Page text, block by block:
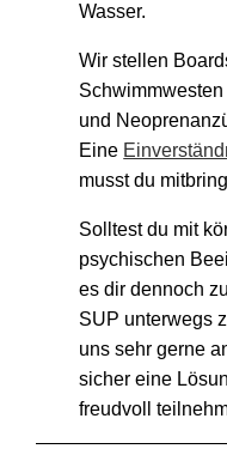
Wasser.
Wir stellen
und
Eine
musst du
Solltest du mit
psychischen
es dir dennoch
SUP unterwegs
uns sehr gerne
sicher eine
freudvoll